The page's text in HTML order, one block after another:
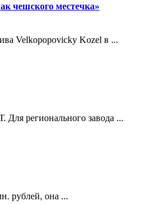
чешского местечка»
Velkopopovicky Kozel в ...
регионального завода ...
рублей, она ...